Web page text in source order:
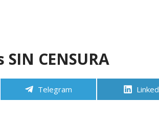
CENSURA
Compartir
Telegram